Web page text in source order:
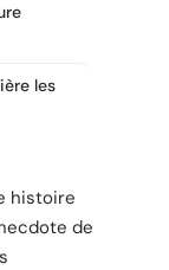
les
histoire
de